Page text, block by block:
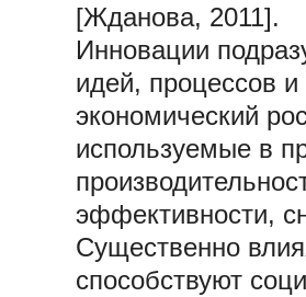
[Жданова, 2011].
Инновации
идей, процессов
экономический
используемые в
эффективности,
Существенно
способствуют